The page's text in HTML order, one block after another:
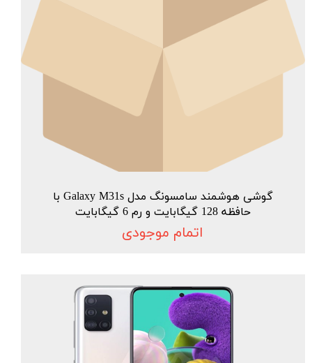
گوشی هوشمند سامسونگ مدل Galaxy M31s با
حافظه 128 گیگابایت و رم 6 گیگابایت
اتمام موجودی